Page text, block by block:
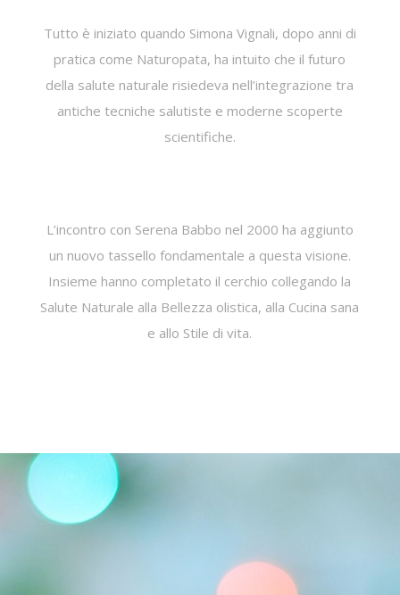
Tutto è iniziato quando Simona Vignali, dopo anni di
pratica come Naturopata, ha intuito che il futuro
della salute naturale risiedeva nell’integrazione tra
antiche tecniche salutiste e moderne scoperte
scientifiche.
L’incontro con Serena Babbo nel 2000 ha aggiunto
un nuovo tassello fondamentale a questa visione.
Insieme hanno completato il cerchio collegando la
Salute Naturale alla Bellezza olistica, alla Cucina sana
e allo Stile di vita.